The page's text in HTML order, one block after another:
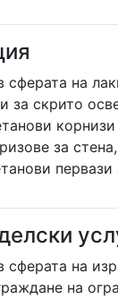
сферата на
за скрито
корнизи
за
первази
сферата на
на